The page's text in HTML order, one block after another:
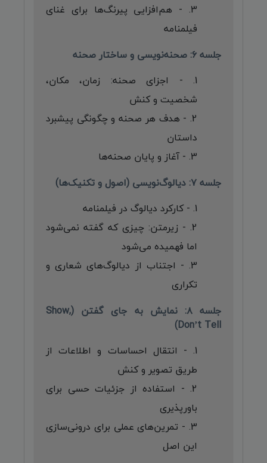
- هم‌افزایی پیرنگ‌ها برای غنای
فیلمنامه
جلسه ۶: صحنه‌نویسی و ساختار صحنه
- اجزای صحنه: زمان، مکان،
شخصیت و کنش
- هدف هر صحنه و چگونگی پیشبرد
داستان
- آغاز و پایان صحنه‌ها
جلسه ۷: دیالوگ‌نویسی (اصول و تکنیک‌ها)
- کارکرد دیالوگ در فیلمنامه
- زیرمتن: چیزی که گفته نمی‌شود
اما فهمیده می‌شود
- اجتناب از دیالوگ‌های شعاری و
تکراری
جلسه ۸: نمایش به جای گفتن (Show,
Don’t Tell)
- انتقال احساسات و اطلاعات از
طریق تصویر و کنش
- استفاده از جزئیات حسی برای
باورپذیری
- تمرین‌های عملی برای درونی‌سازی
این اصل